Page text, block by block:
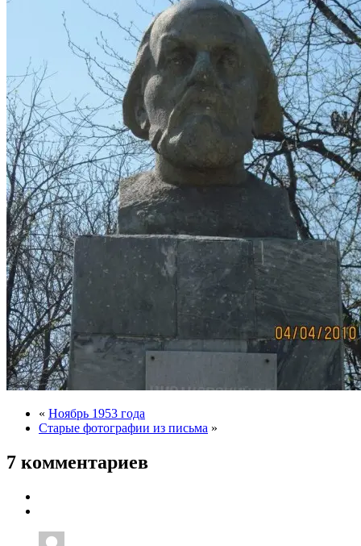
« Ноябрь 1953 года
Старые фотографии из письма »
7 комментариев